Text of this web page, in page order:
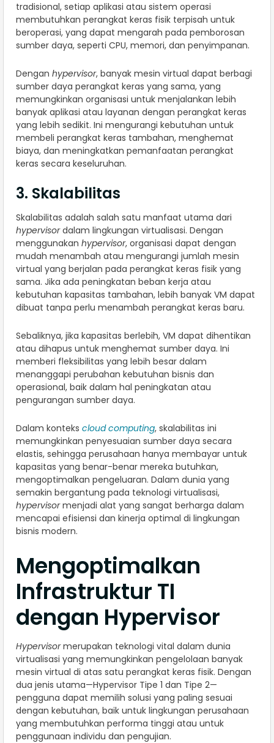
tradisional, setiap aplikasi atau sistem operasi
membutuhkan perangkat keras fisik terpisah untuk
beroperasi, yang dapat mengarah pada pemborosan
sumber daya, seperti CPU, memori, dan penyimpanan.
Dengan hypervisor, banyak mesin virtual dapat berbagi
sumber daya perangkat keras yang sama, yang
memungkinkan organisasi untuk menjalankan lebih
banyak aplikasi atau layanan dengan perangkat keras
yang lebih sedikit. Ini mengurangi kebutuhan untuk
membeli perangkat keras tambahan, menghemat
biaya, dan meningkatkan pemanfaatan perangkat
keras secara keseluruhan.
3. Skalabilitas
Skalabilitas adalah salah satu manfaat utama dari
hypervisordalam lingkungan virtualisasi. Dengan
menggunakan hypervisor, organisasi dapat dengan
mudah menambah atau mengurangi jumlah mesin
virtual yang berjalan pada perangkat keras fisik yang
sama. Jika ada peningkatan beban kerja atau
kebutuhan kapasitas tambahan, lebih banyak VM dapat
dibuat tanpa perlu menambah perangkat keras baru.
Sebaliknya, jika kapasitas berlebih, VM dapat dihentikan
atau dihapus untuk menghemat sumber daya. Ini
memberi fleksibilitas yang lebih besar dalam
menanggapi perubahan kebutuhan bisnis dan
operasional, baik dalam hal peningkatan atau
pengurangan sumber daya.
Dalam konteks cloud computing, skalabilitas ini
memungkinkan penyesuaian sumber daya secara
elastis, sehingga perusahaan hanya membayar untuk
kapasitas yang benar-benar mereka butuhkan,
mengoptimalkan pengeluaran. Dalam dunia yang
semakin bergantung pada teknologi virtualisasi,
hypervisormenjadi alat yang sangat berharga dalam
mencapai efisiensi dan kinerja optimal di lingkungan
bisnis modern.
Mengoptimalkan
Infrastruktur TI
dengan Hypervisor
Hypervisormerupakan teknologi vital dalam dunia
virtualisasi yang memungkinkan pengelolaan banyak
mesin virtual di atas satu perangkat keras fisik. Dengan
dua jenis utama—Hypervisor Tipe 1 dan Tipe 2—
pengguna dapat memilih solusi yang paling sesuai
dengan kebutuhan, baik untuk lingkungan perusahaan
yang membutuhkan performa tinggi atau untuk
penggunaan individu dan pengujian.